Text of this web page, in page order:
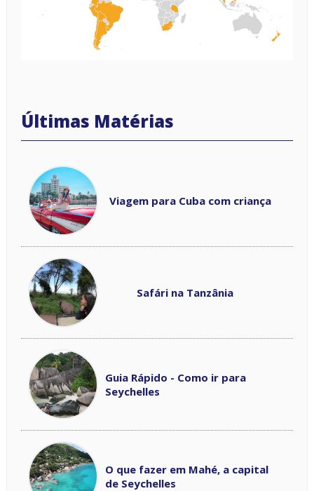
Viagem para Cuba com criança
Safári na Tanzânia
Guia Rápido - Como ir para
Seychelles
O que fazer em Mahé, a capital
de Seychelles